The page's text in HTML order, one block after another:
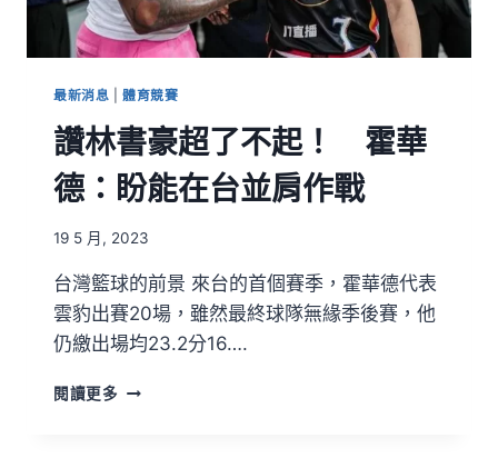
最新消息 |體育競賽
讚林書豪超了不起！ 霍華
德：盼能在台並肩作戰
19 5 月, 2023
台灣籃球的前景 來台的首個賽季，霍華德代表
雲豹出賽20場，雖然最終球隊無緣季後賽，他
仍繳出場均23.2分16….
閱讀更多